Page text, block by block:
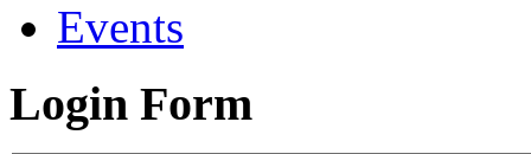
Events
Login Form